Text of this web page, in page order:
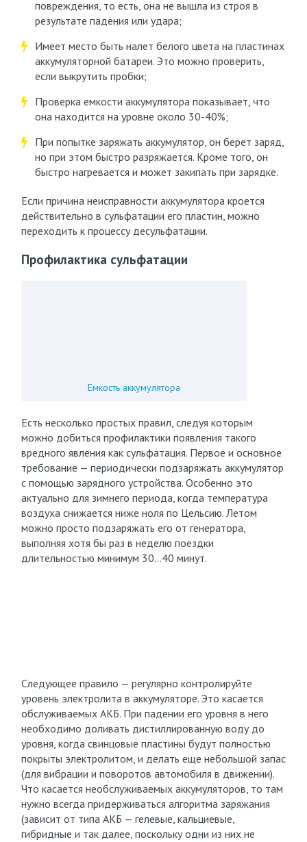
повреждения, то есть, она не вышла из строя в
результате падения или удара;
Имеет место быть налет белого цвета на пластинах
аккумуляторной батареи. Это можно проверить,
если выкрутить пробки;
Проверка емкости аккумулятора показывает, что
она находится на уровне около 30-40%;
При попытке заряжать аккумулятор, он берет заряд,
но при этом быстро разряжается. Кроме того, он
быстро нагревается и может закипать при зарядке.
Если причина неисправности аккумулятора кроется
действительно в сульфатации его пластин, можно
переходить к процессу десульфатации.
Профилактика сульфатации
Емкость аккумулятора
Есть несколько простых правил, следуя которым
можно добиться профилактики появления такого
вредного явления как сульфатация. Первое и основное
требование — периодически подзаряжать аккумулятор
с помощью зарядного устройства. Особенно это
актуально для зимнего периода, когда температура
воздуха снижается ниже ноля по Цельсию. Летом
можно просто подзаряжать его от генератора,
выполняя хотя бы раз в неделю поездки
длительностью минимум 30…40 минут.
Следующее правило — регулярно контролируйте
уровень электролита в аккумуляторе. Это касается
обслуживаемых АКБ. При падении его уровня в него
необходимо доливать дистиллированную воду до
уровня, когда свинцовые пластины будут полностью
покрыты электролитом, и делать еще небольшой запас
(для вибрации и поворотов автомобиля в движении).
Что касается необслуживаемых аккумуляторов, то там
нужно всегда придерживаться алгоритма заряжания
(зависит от типа АКБ — гелевые, кальциевые,
гибридные и так далее, поскольку одни из них не